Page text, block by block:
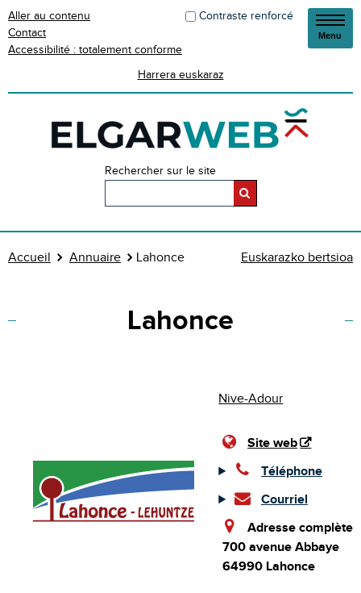
Aller au contenu
Contact
Accessibilité : totalement conforme
Contraste renforcé
Harrera euskaraz
Rechercher sur le site
Menu
Accueil Annuaire Lahonce Euskarazko bertsioa
Lahonce
Nive-Adour
Site web
Téléphone
Courriel
Adresse complète
700 avenue Abbaye
64990 Lahonce